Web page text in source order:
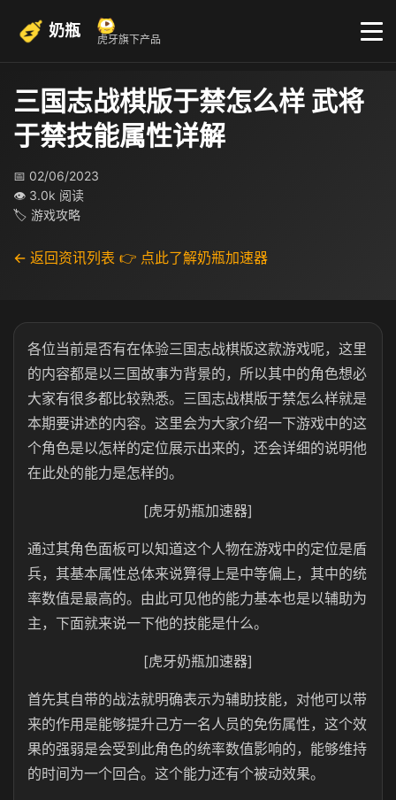
奶瓶 虎牙旗下产品
三国志战棋版于禁怎么样 武将
于禁技能属性详解
📅 02/06/2023
👁 3.0k 阅读
🏷 游戏攻略
← 返回资讯列表 👉 点此了解奶瓶加速器
各位当前是否有在体验三国志战棋版这款游戏呢，这里
的内容都是以三国故事为背景的，所以其中的角色想必
大家有很多都比较熟悉。三国志战棋版于禁怎么样就是
本期要讲述的内容。这里会为大家介绍一下游戏中的这
个角色是以怎样的定位展示出来的，还会详细的说明他
在此处的能力是怎样的。
[虎牙奶瓶加速器]
通过其角色面板可以知道这个人物在游戏中的定位是盾
兵，其基本属性总体来说算得上是中等偏上，其中的统
率数值是最高的。由此可见他的能力基本也是以辅助为
主，下面就来说一下他的技能是什么。
[虎牙奶瓶加速器]
首先其自带的战法就明确表示为辅助技能，对他可以带
来的作用是能够提升己方一名人员的免伤属性，这个效
果的强弱是会受到此角色的统率数值影响的，能够维持
的时间为一个回合。这个能力还有个被动效果。